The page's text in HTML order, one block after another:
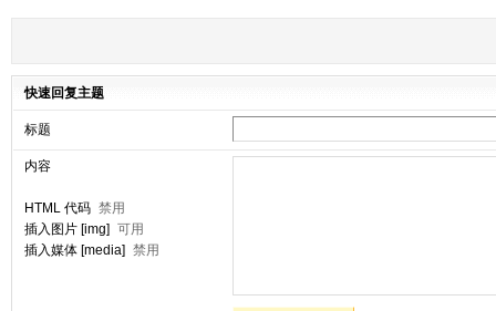
快速回复主题
标题
内容
HTML 代码 禁用
插入图片 [img] 可用
插入媒体 [media] 禁用